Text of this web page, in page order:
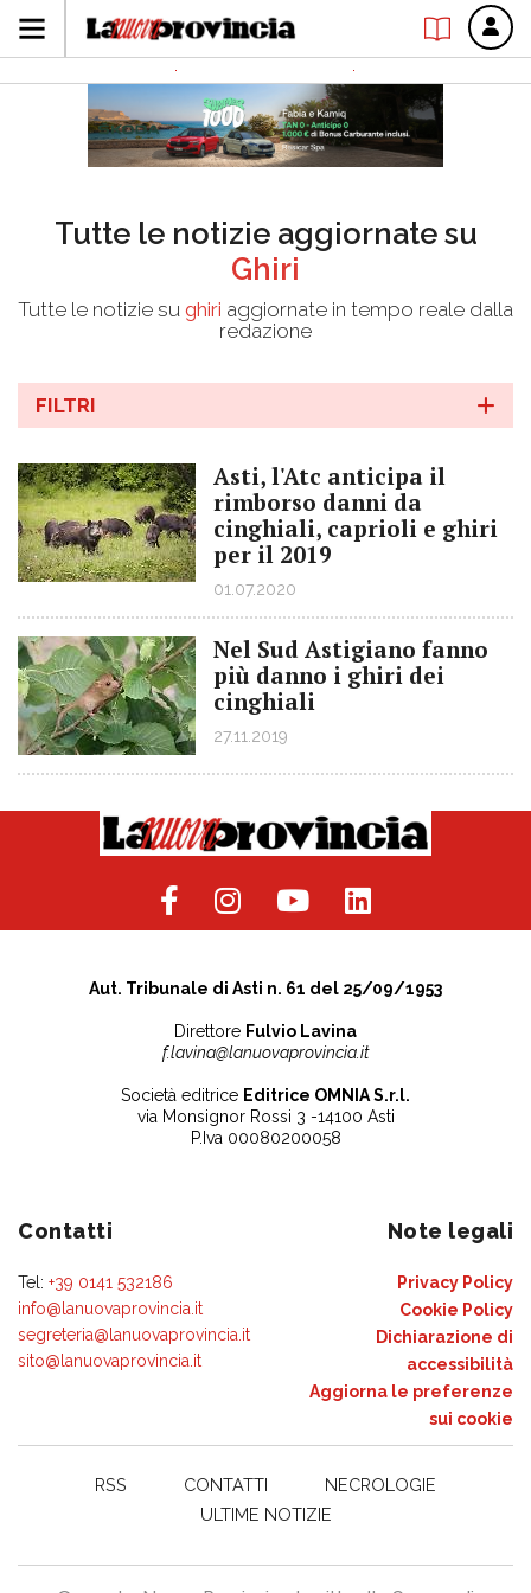
Tutte le notizie aggiornate su
Ghiri
Tutte le notizie su ghiri aggiornate in tempo reale dalla
redazione
FILTRI
Asti, l'Atc anticipa il
rimborso danni da
cinghiali, caprioli e ghiri
per il 2019
01.07.2020
Nel Sud Astigiano fanno
più danno i ghiri dei
cinghiali
27.11.2019
Aut. Tribunale di Asti n. 61 del 25/09/1953
Direttore Fulvio Lavina
f.lavina@lanuovaprovincia.it
Società editrice Editrice OMNIA S.r.l.
via Monsignor Rossi 3 -14100 Asti
P.Iva 00080200058
Contatti
Tel: +39 0141 532186
info@lanuovaprovincia.it
segreteria@lanuovaprovincia.it
sito@lanuovaprovincia.it
Note legali
Privacy Policy
Cookie Policy
Dichiarazione di
accessibilità
Aggiorna le preferenze
sui cookie
RSS CONTATTI
NECROLOGIE
ULTIME NOTIZIE